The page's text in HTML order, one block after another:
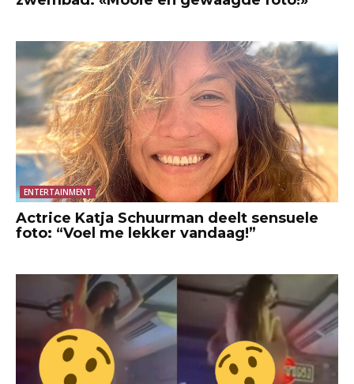
ENTERTAINMENT
Actrice Katja Schuurman deelt sensuele
foto: “Voel me lekker vandaag!”